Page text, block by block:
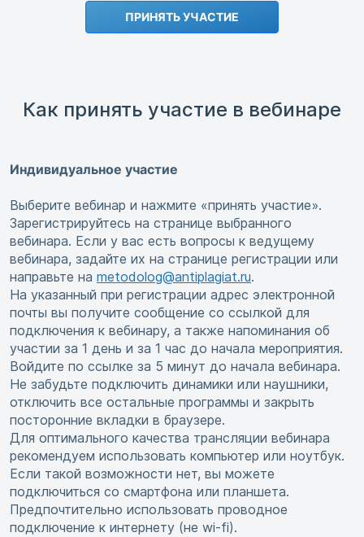
ПРИНЯТЬ УЧАСТИЕ
Как принять участие в вебинаре
Индивидуальное участие
Выберите вебинар и нажмите «принять участие».
Зарегистрируйтесь на странице выбранного
вебинара. Если у вас есть вопросы к ведущему
вебинара, задайте их на странице регистрации или
направьте на metodolog@antiplagiat.ru.
На указанный при регистрации адрес электронной
почты вы получите сообщение со ссылкой для
подключения к вебинару, а также напоминания об
участии за 1 день и за 1 час до начала мероприятия.
Войдите по ссылке за 5 минут до начала вебинара.
Не забудьте подключить динамики или наушники,
отключить все остальные программы и закрыть
посторонние вкладки в браузере.
Для оптимального качества трансляции вебинара
рекомендуем использовать компьютер или ноутбук.
Если такой возможности нет, вы можете
подключиться со смартфона или планшета.
Предпочтительно использовать проводное
подключение к интернету (не wi-fi).